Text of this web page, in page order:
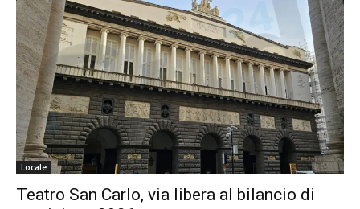
Locale
Teatro San Carlo, via libera al bilancio di